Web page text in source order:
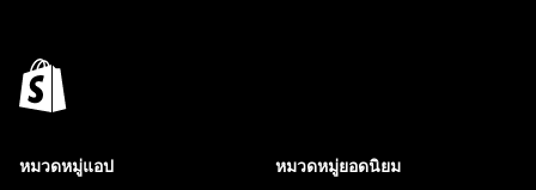
หมวดหมู่แอป หมวดหมู่ยอดนิยม